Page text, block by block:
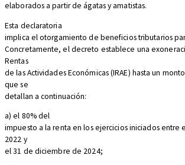
elaborados a partir de ágatas y amatistas.
Esta declaratoria
implica el otorgamiento de beneficios tributarios
Concretamente, el decreto establece una
Rentas
de las Actividades Económicas (IRAE) hasta un
que se
detallan a continuación:
a) el 80% del
impuesto a la renta en los ejercicios iniciados entre
2022 y
el 31 de diciembre de 2024;